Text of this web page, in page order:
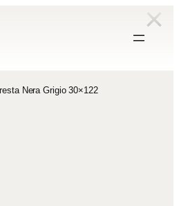
Nera Grigio 30×122